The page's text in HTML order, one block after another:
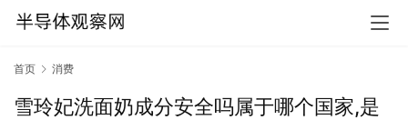
首页 消费
雪玲妃洗面奶成分安全吗属于哪个国家,是